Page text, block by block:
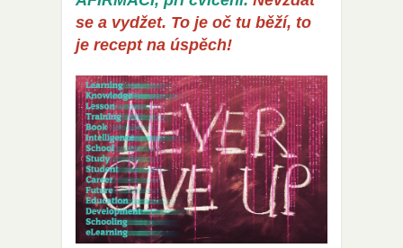
se a vydžet. To je oč tu běží, to
je recept na úspěch!